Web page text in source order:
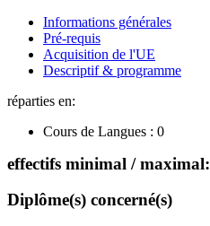
Informations générales
Pré-requis
Acquisition de l'UE
Descriptif & programme
réparties en:
Cours de Langues : 0
effectifs minimal / maximal:
Diplôme(s) concerné(s)